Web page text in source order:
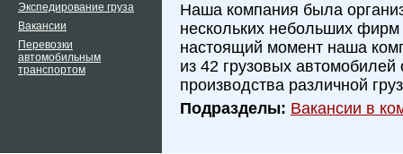
Экспедирование груза
Вакансии
Перевозки
автомобильным
транспортом
Наша компания была
нескольких небольших фирм
настоящий момент наша
из 42 грузовых автомобилей
производства различной
Подразделы: Вакансии в